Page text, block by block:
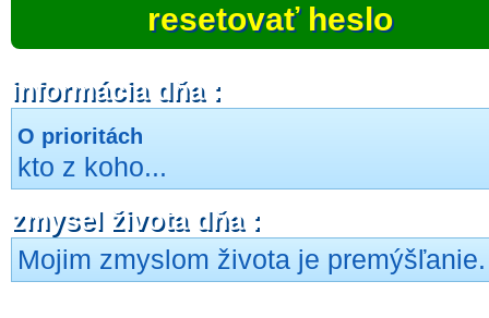
resetovať heslo
informácia dňa :
O prioritách
kto z koho...
zmysel života dňa :
Mojim zmyslom života je premýšľanie.